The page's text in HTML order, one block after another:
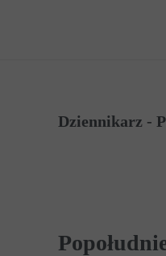
Dziennikarz -